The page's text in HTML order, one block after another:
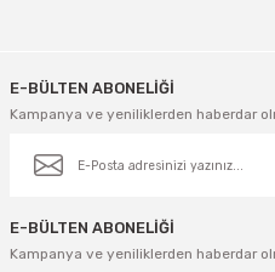
E-BÜLTEN ABONELİĞİ
Kampanya ve yeniliklerden haberdar
E-BÜLTEN ABONELİĞİ
Kampanya ve yeniliklerden haberdar